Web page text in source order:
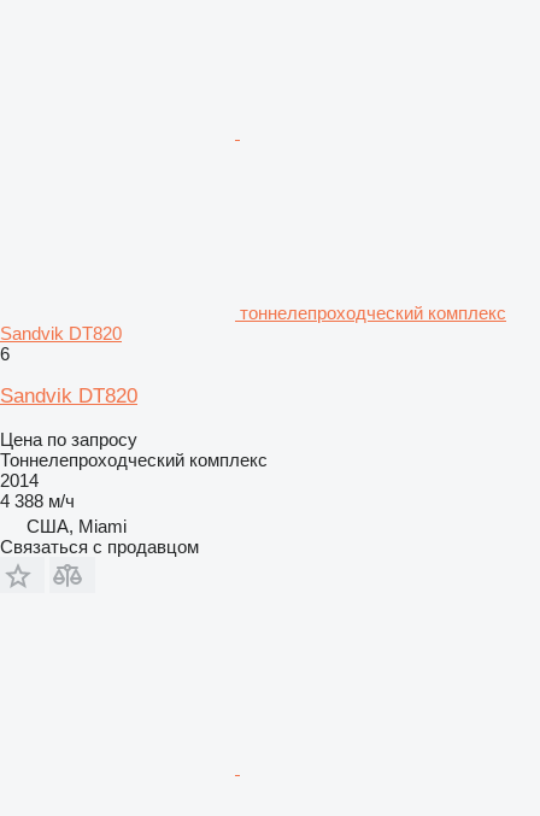
тоннелепроходческий комплекс
Sandvik DT820
6
Sandvik DT820
Цена по запросу
Тоннелепроходческий комплекс
2014
4 388 м/ч
США, Miami
Связаться с продавцом